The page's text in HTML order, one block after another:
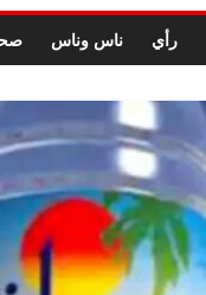
رأي ناس وناس